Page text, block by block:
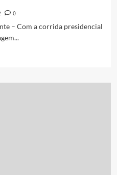
0
– Com a corrida presidencial